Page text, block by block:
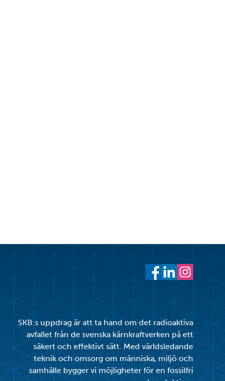
SKB:s uppdrag är att ta hand om det radioaktiva
avfallet från de svenska kärnkraftverken på ett
säkert och effektivt sätt. Med världsledande
teknik och omsorg om människa, miljö och
samhälle bygger vi möjligheter för en fossilfri